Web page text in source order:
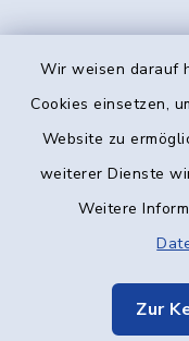
Wir weisen darauf
Cookies einsetzen,
Website zu
weiterer Dienste
Weitere
Zur